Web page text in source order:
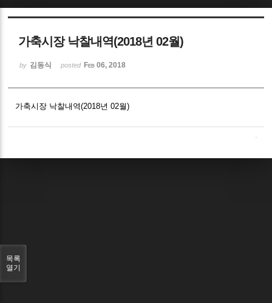
가축시장 낙찰내역(2018년 02월)
by 김동식 posted Feb 06, 2018
가축시장 낙찰내역(2018년 02월)
목록
열기
Sketchbook5, 스케치북5
Sketchbook5, 스케치북5